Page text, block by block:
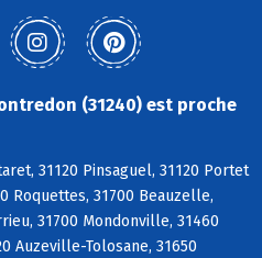
(31240) est proche
31120 Pinsaguel, 31120 Portet
Roquettes, 31700 Beauzelle,
31700 Mondonville, 31460
Auzeville-Tolosane, 31650